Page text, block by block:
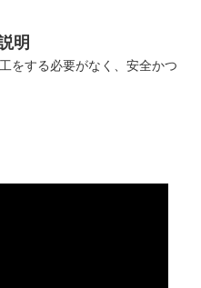
明
をする必要がなく、安全かつ